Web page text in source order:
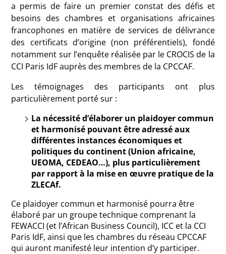
a permis de faire un premier constat des défis et
besoins des chambres et organisations africaines
francophones en matière de services de délivrance
des certificats d’origine (non préférentiels), fondé
notamment sur l’enquête réalisée par le CROCIS de la
CCI Paris IdF auprès des membres de la CPCCAF.
Les témoignages des participants ont plus
particulièrement porté sur :
La nécessité d’élaborer un plaidoyer commun
et harmonisé pouvant être adressé aux
différentes instances économiques et
politiques du continent (Union africaine,
UEOMA, CEDEAO…), plus particulièrement
par rapport à la mise en œuvre pratique de la
ZLECAf.
Ce plaidoyer commun et harmonisé pourra être
élaboré par un groupe technique comprenant la
FEWACCI (et l’African Business Council), ICC et la CCI
Paris IdF, ainsi que les chambres du réseau CPCCAF
qui auront manifesté leur intention d’y participer.